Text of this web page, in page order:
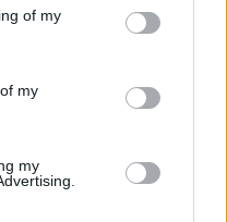
of my
my
my
Συμβούλιο του
4 Αυγούστου.